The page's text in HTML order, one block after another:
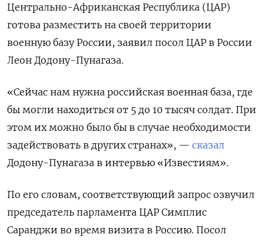
Центрально-Африканская Республика (ЦАР)
готова разместить на своей территории
военную базу России, заявил посол ЦАР в России
Леон Додону-Пунагаза.
«Сейчас нам нужна российская военная база, где
бы могли находиться от 5 до 10 тысяч солдат. При
этом их можно было бы в случае необходимости
задействовать в других странах», — сказал
Додону-Пунагаза в интервью «Известиям».
По его словам, соответствующий запрос озвучил
председатель парламента ЦАР Симплис
Саранджи во время визита в Россию. Посол